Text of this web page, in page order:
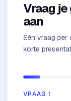
Vraag
aan
Eén vraag per
korte
VRAAG 1